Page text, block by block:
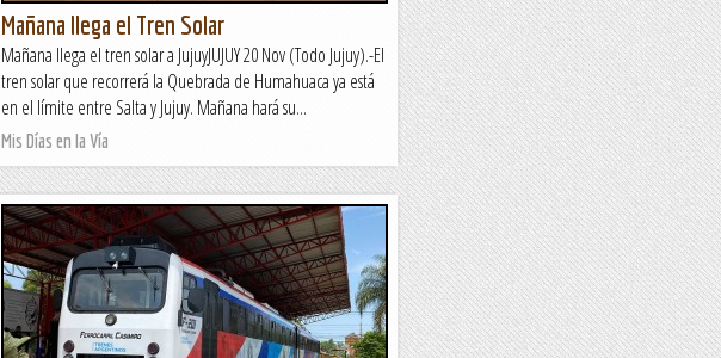
Mañana llega el Tren Solar
Mañana llega el tren solar a JujuyJUJUY 20 Nov (Todo Jujuy).-El
tren solar que recorrerá la Quebrada de Humahuaca ya está
en el límite entre Salta y Jujuy. Mañana hará su...
Mis Días en la Vía